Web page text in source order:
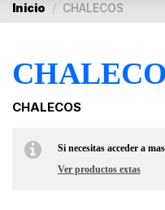
Inicio CHALECOS
CHALECOS
Si necesitas acceder a
Ver productos extas